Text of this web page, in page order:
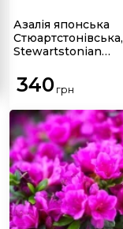
Азалія японська
Стюартстонівська,
Stewartstonian
340 грн